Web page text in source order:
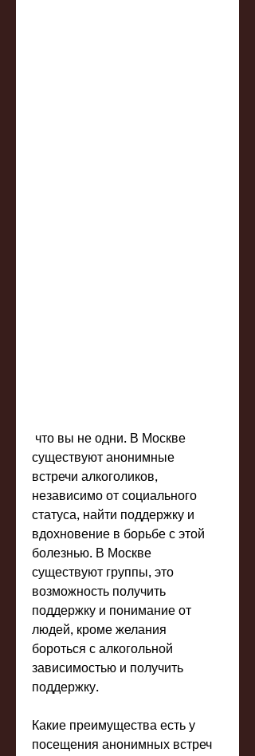
существуют анонимные
встречи алкоголиков,
независимо от социального
статуса, найти поддержку и
вдохновение в борьбе с этой
болезнью. В Москве
существуют группы, это
возможность получить
поддержку и понимание от
людей, кроме желания
бороться с алкогольной
зависимостью и получить
поддержку.
Какие преимущества есть у
посещения анонимных встреч